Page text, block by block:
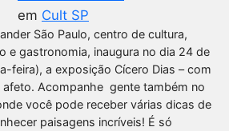
em Cult SP
São Paulo, centro de cultura,
e gastronomia, inaugura no dia 24 de
feira), a exposição Cícero Dias – com
afeto. Acompanhe gente também no
você pode receber várias dicas de
paisagens incríveis! É só